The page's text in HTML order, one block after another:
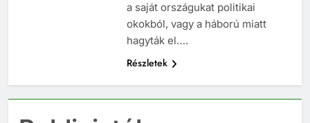
a saját országukat politikai
okokból, vagy a háború miatt
hagyták el….
Részletek